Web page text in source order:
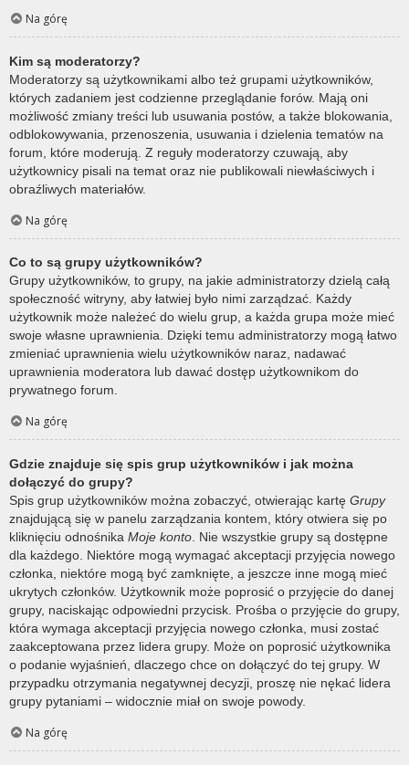
Na górę
Kim są moderatorzy?
Moderatorzy są użytkownikami albo też grupami użytkowników,
których zadaniem jest codzienne przeglądanie forów. Mają oni
możliwość zmiany treści lub usuwania postów, a także blokowania,
odblokowywania, przenoszenia, usuwania i dzielenia tematów na
forum, które moderują. Z reguły moderatorzy czuwają, aby
użytkownicy pisali na temat oraz nie publikowali niewłaściwych i
obraźliwych materiałów.
Na górę
Co to są grupy użytkowników?
Grupy użytkowników, to grupy, na jakie administratorzy dzielą całą
społeczność witryny, aby łatwiej było nimi zarządzać. Każdy
użytkownik może należeć do wielu grup, a każda grupa może mieć
swoje własne uprawnienia. Dzięki temu administratorzy mogą łatwo
zmieniać uprawnienia wielu użytkowników naraz, nadawać
uprawnienia moderatora lub dawać dostęp użytkownikom do
prywatnego forum.
Na górę
Gdzie znajduje się spis grup użytkowników i jak można
dołączyć do grupy?
Spis grup użytkowników można zobaczyć, otwierając kartę Grupy
znajdującą się w panelu zarządzania kontem, który otwiera się po
kliknięciu odnośnika Moje konto . Nie wszystkie grupy są dostępne
dla każdego. Niektóre mogą wymagać akceptacji przyjęcia nowego
członka, niektóre mogą być zamknięte, a jeszcze inne mogą mieć
ukrytych członków. Użytkownik może poprosić o przyjęcie do danej
grupy, naciskając odpowiedni przycisk. Prośba o przyjęcie do grupy,
która wymaga akceptacji przyjęcia nowego członka, musi zostać
zaakceptowana przez lidera grupy. Może on poprosić użytkownika
o podanie wyjaśnień, dlaczego chce on dołączyć do tej grupy. W
przypadku otrzymania negatywnej decyzji, proszę nie nękać lidera
grupy pytaniami – widocznie miał on swoje powody.
Na górę